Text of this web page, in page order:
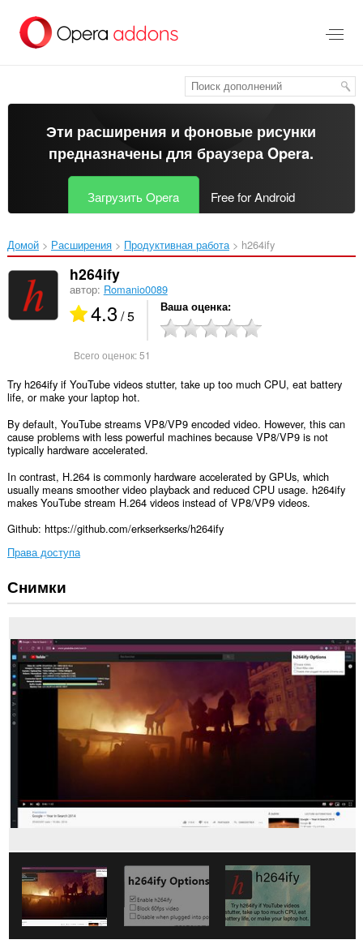
перейти
Эти расширения и фоновые рисунки
предназначены длябраузера Opera.
Загрузить Opera Free for Android
Домой Расширения Продуктивная работа h264ify‎
h264ify
автор: Romanio0089
4.3 / 5 Ваша оценка
Всего оценок:51
Try h264ify if YouTube videos stutter, take up too much CPU, eat battery
life, or make your laptop hot.
By default, YouTube streams VP8/VP9 encoded video. However, this can
cause problems with less powerful machines because VP8/VP9 is not
typically hardware accelerated.
In contrast, H.264 is commonly hardware accelerated by GPUs, which
usually means smoother video playback and reduced CPU usage. h264ify
makes YouTube stream H.264 videos instead of VP8/VP9 videos.
Github: https://github.com/erkserkserks/h264ify
Права доступа
У
этого
доступ
вашим
данным
на
некоторых
сайтах.
Снимки